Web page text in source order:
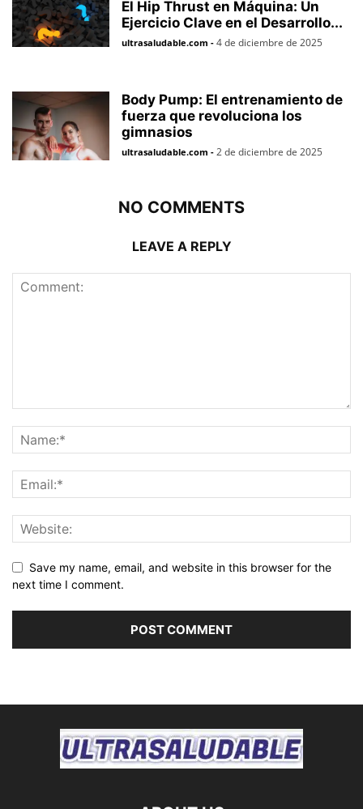
El Hip Thrust en Máquina: Un
Ejercicio Clave en el Desarrollo...
ultrasaludable.com - 4 de diciembre de 2025
Body Pump: El entrenamiento de
fuerza que revoluciona los
gimnasios
ultrasaludable.com - 2 de diciembre de 2025
NO COMMENTS
LEAVE A REPLY
Save my name, email, and website in this browser for the
next time I comment.